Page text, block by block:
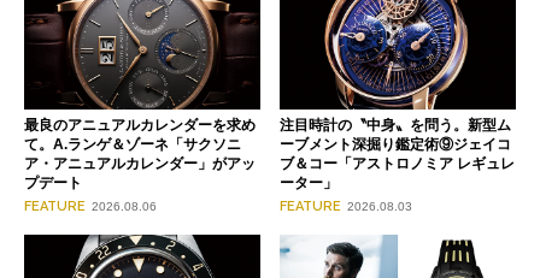
最良のアニュアルカレンダーを求め
て。A.ランゲ＆ゾーネ「サクソニ
ア・アニュアルカレンダー」がアッ
プデート
FEATURE 2026.08.06
注目時計の〝中身〟を問う。新型ム
ーブメント深掘り鑑定術⑨ジェイコ
ブ＆コー「アストロノミア レギュレ
ーター」
FEATURE 2026.08.03